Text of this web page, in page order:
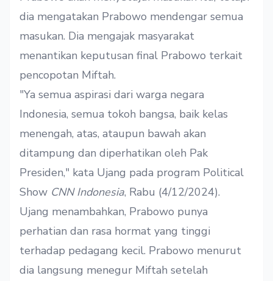
dia mengatakan Prabowo mendengar semua
masukan. Dia mengajak masyarakat
menantikan keputusan final Prabowo terkait
pencopotan Miftah.
"Ya semua aspirasi dari warga negara
Indonesia, semua tokoh bangsa, baik kelas
menengah, atas, ataupun bawah akan
ditampung dan diperhatikan oleh Pak
Presiden," kata Ujang pada program Political
Show CNN Indonesia, Rabu (4/12/2024).
Ujang menambahkan, Prabowo punya
perhatian dan rasa hormat yang tinggi
terhadap pedagang kecil. Prabowo menurut
dia langsung menegur Miftah setelah